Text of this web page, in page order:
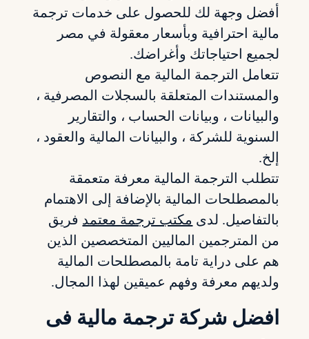
أفضل وجهة لك للحصول على خدمات ترجمة
مالية احترافية وبأسعار معقولة في مصر
لجميع احتياجاتك وأغراضك.
تتعامل الترجمة المالية مع النصوص
والمستندات المتعلقة بالسجلات المصرفية ،
والبيانات ، وبيانات الحساب ، والتقارير
السنوية للشركة ، والبيانات المالية والعقود ،
إلخ.
تتطلب الترجمة المالية معرفة متعمقة
بالمصطلحات المالية بالإضافة إلى الاهتمام
بالتفاصيل. لدى مكتب ترجمة معتمد فريق
من المترجمين الماليين المتخصصين الذين
هم على دراية تامة بالمصطلحات المالية
ولديهم معرفة وفهم عميقين لهذا المجال.
افضل شركة ترجمة مالية فى